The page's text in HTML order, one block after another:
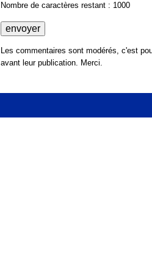
Nombre de caractères restant : 1000
Les commentaires sont modérés, c'est
avant leur publication. Merci.